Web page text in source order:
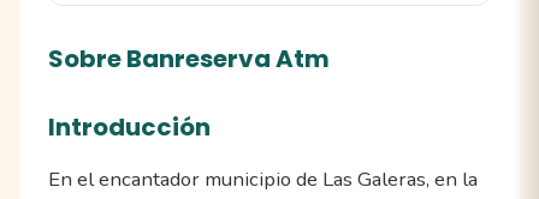
Sobre Banreserva Atm
Introducción
En el encantador municipio de Las Galeras, en la